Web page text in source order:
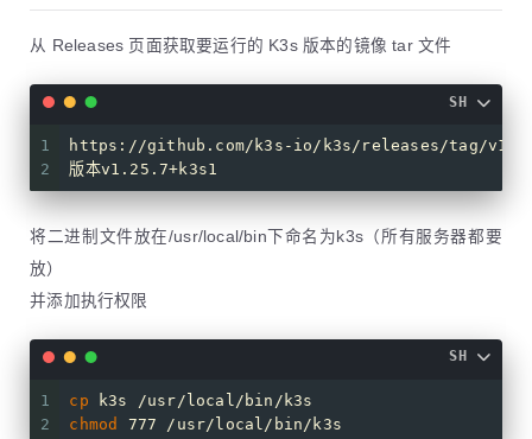
从 Releases 页面获取要运行的 K3s 版本的镜像 tar 文件
SH
1
2
https://github.com/k3s-io/k3s/releases/tag/
版本v1.25.7+k3s1
将二进制文件放在/usr/local/bin下命名为k3s（所有服务器都要
放）
并添加执行权限
SH
1
2
cp k3s /usr/local/bin/k3s
chmod
777 /usr/local/bin/k3s